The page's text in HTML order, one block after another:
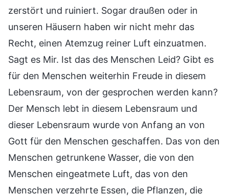
zerstört und ruiniert. Sogar draußen oder in
unseren Häusern haben wir nicht mehr das
Recht, einen Atemzug reiner Luft einzuatmen.
Sagt es Mir. Ist das des Menschen Leid? Gibt es
für den Menschen weiterhin Freude in diesem
Lebensraum, von der gesprochen werden kann?
Der Mensch lebt in diesem Lebensraum und
dieser Lebensraum wurde von Anfang an von
Gott für den Menschen geschaffen. Das von den
Menschen getrunkene Wasser, die von den
Menschen eingeatmete Luft, das von den
Menschen verzehrte Essen, die Pflanzen, die